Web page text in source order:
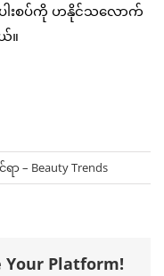
ါးစပ်ကို ဟနိုင်သလောက်
။
– Beauty Trends
Your Platform!